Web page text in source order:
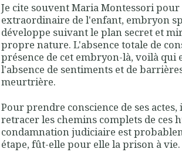
Je cite souvent Maria Montessori
extraordinaire de l'enfant, embryon
développe suivant le plan secret et
propre nature. L'absence totale de
présence de cet embryon-là, voilà qui
l'absence de sentiments et de
meurtrière.
Pour prendre conscience de ses
retracer les chemins complets de ces
condamnation judiciaire est
étape, fût-elle pour elle la prison à vie.